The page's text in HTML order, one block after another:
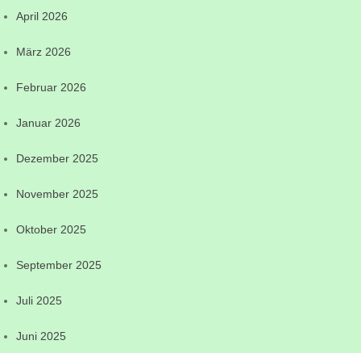
April 2026
März 2026
Februar 2026
Januar 2026
Dezember 2025
November 2025
Oktober 2025
September 2025
Juli 2025
Juni 2025